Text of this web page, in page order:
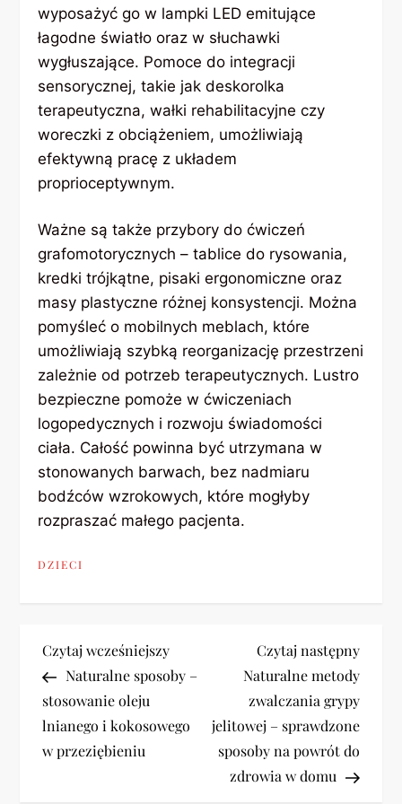
wyposażyć go w lampki LED emitujące
łagodne światło oraz w słuchawki
wygłuszające. Pomoce do integracji
sensorycznej, takie jak deskorolka
terapeutyczna, wałki rehabilitacyjne czy
woreczki z obciążeniem, umożliwiają
efektywną pracę z układem
proprioceptywnym.
Ważne są także przybory do ćwiczeń
grafomotorycznych – tablice do rysowania,
kredki trójkątne, pisaki ergonomiczne oraz
masy plastyczne różnej konsystencji. Można
pomyśleć o mobilnych meblach, które
umożliwiają szybką reorganizację przestrzeni
zależnie od potrzeb terapeutycznych. Lustro
bezpieczne pomoże w ćwiczeniach
logopedycznych i rozwoju świadomości
ciała. Całość powinna być utrzymana w
stonowanych barwach, bez nadmiaru
bodźców wzrokowych, które mogłyby
rozpraszać małego pacjenta.
DZIECI
N
a
w
Previous
Post
Czytaj wcześniejszy
Naturalne sposoby –
stosowanie oleju
lnianego i kokosowego
w przeziębieniu
Next
Post
Czytaj następny
Naturalne metody
zwalczania grypy
jelitowej – sprawdzone
sposoby na powrót do
zdrowia w domu